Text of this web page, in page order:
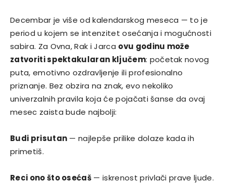
Decembar je više od kalendarskog meseca — to je
period u kojem se intenzitet osećanja i mogućnosti
sabira. Za Ovna, Rak i Jarca ovu godinu može
zatvoriti spektakularan ključem: početak novog
puta, emotivno ozdravljenje ili profesionalno
priznanje. Bez obzira na znak, evo nekoliko
univerzalnih pravila koja će pojačati šanse da ovaj
mesec zaista bude najbolji:
Budi prisutan — najlepše prilike dolaze kada ih
primetiš.
Reci ono što osećaš — iskrenost privlači prave ljude.